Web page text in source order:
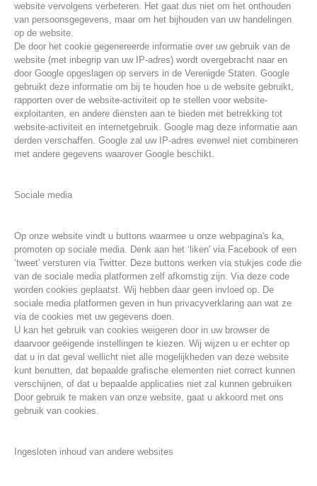
website vervolgens verbeteren. Het gaat dus niet om het onthouden
van persoonsgegevens, maar om het bijhouden van uw handelingen
op de website.
De door het cookie gegenereerde informatie over uw gebruik van de
website (met inbegrip van uw IP-adres) wordt overgebracht naar en
door Google opgeslagen op servers in de Verenigde Staten. Google
gebruikt deze informatie om bij te houden hoe u de website gebruikt,
rapporten over de website-activiteit op te stellen voor website-
exploitanten, en andere diensten aan te bieden met betrekking tot
website-activiteit en internetgebruik. Google mag deze informatie aan
derden verschaffen. Google zal uw IP-adres evenwel niet combineren
met andere gegevens waarover Google beschikt.
Sociale media
Op onze website vindt u buttons waarmee u onze webpagina's ka,
promoten op sociale media. Denk aan het ‘liken' via Facebook of een
‘tweet' versturen via Twitter. Deze buttons werken via stukjes code die
van de sociale media platformen zelf afkomstig zijn. Via deze code
worden cookies geplaatst. Wij hebben daar geen invloed op. De
sociale media platformen geven in hun privacyverklaring aan wat ze
via de cookies met uw gegevens doen.
U kan het gebruik van cookies weigeren door in uw browser de
daarvoor geëigende instellingen te kiezen. Wij wijzen u er echter op
dat u in dat geval wellicht niet alle mogelijkheden van deze website
kunt benutten, dat bepaalde grafische elementen niet correct kunnen
verschijnen, of dat u bepaalde applicaties niet zal kunnen gebruiken
Door gebruik te maken van onze website, gaat u akkoord met ons
gebruik van cookies.
Ingesloten inhoud van andere websites